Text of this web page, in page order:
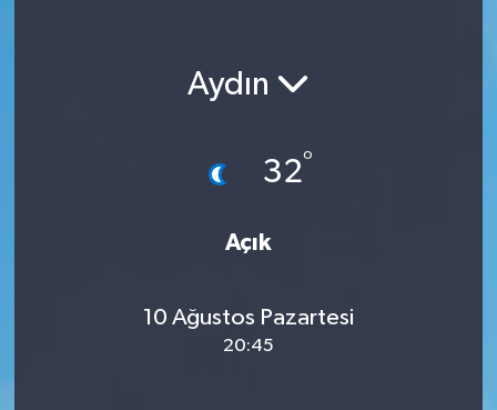
Aydın
32°
Açık
10 Ağustos Pazartesi
20:45